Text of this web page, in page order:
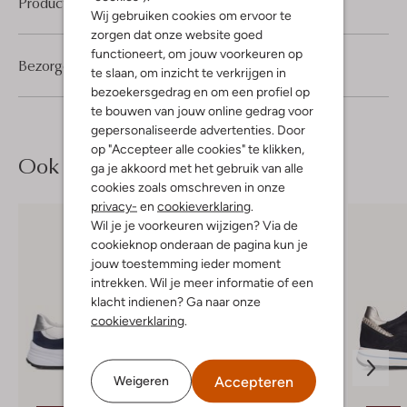
Wij gebruiken cookies om ervoor te
zorgen dat onze website goed
functioneert, om jouw voorkeuren op
te slaan, om inzicht te verkrijgen in
bezoekersgedrag en om een profiel op
te bouwen van jouw online gedrag voor
gepersonaliseerde advertenties. Door
op "Accepteer alle cookies" te klikken,
ga je akkoord met het gebruik van alle
cookies zoals omschreven in onze
privacy- en cookieverklaring
Wil je je voorkeuren wijzigen? Via de
cookieknop onderaan de pagina kun je
jouw toestemming ieder moment
intrekken. Wil je meer informatie of een
klacht indienen? Ga naar onze
cookieverklaring
Weigeren Accepteren
Bezorgen & retourneren
Ook iets voor jou?